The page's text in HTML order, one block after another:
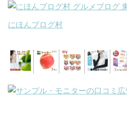
にほんブログ村